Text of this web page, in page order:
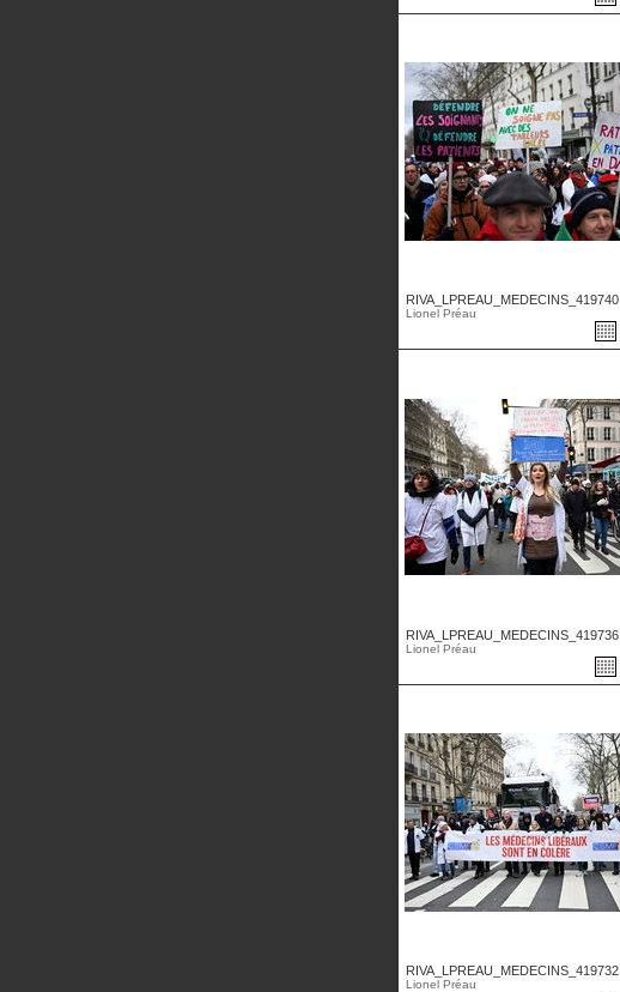
RIVA_LPREAU_MEDECINS_419740
Lionel Préau
RIVA_LPREAU_MEDECINS_419736
Lionel Préau
RIVA_LPREAU_MEDECINS_419732
Lionel Préau